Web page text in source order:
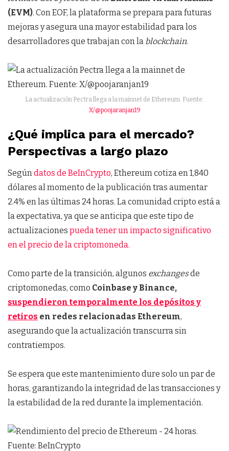
(EVM). Con EOF, la plataforma se prepara para futuras
mejoras y asegura una mayor estabilidad para los
desarrolladores que trabajan con la blockchain.
La actualización Pectra llega a la mainnet de Ethereum. Fuente:
X/@poojaranjan19
¿Qué implica para el mercado?
Perspectivas a largo plazo
Segúndatos de BeInCrypto, Ethereum cotiza en 1,840
dólares al momento de la publicación tras aumentar
2.4% en las últimas 24 horas. La comunidad cripto está a
la expectativa, ya que se anticipa que este tipo de
actualizaciones pueda tener un impacto significativo
en el precio de la criptomoneda.
Como parte de la transición, algunos exchangesde
criptomonedas, como Coinbase y Binance,
suspendieron temporalmente los depósitos y
retiros en redes relacionadas Ethereum,
asegurando que la actualización transcurra sin
contratiempos.
Se espera que este mantenimiento dure solo un par de
horas, garantizando la integridad de las transacciones y
la estabilidad de la red durante la implementación.